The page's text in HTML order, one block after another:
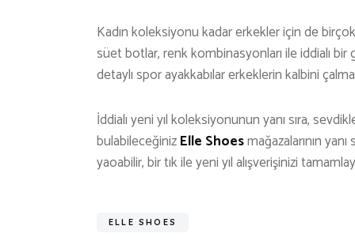
Kadın koleksiyonu kadar erkekler için de
süet botlar, renk kombinasyonları ile iddialı
detaylı spor ayakkabılar erkeklerin kalbini
İddialı yeni yıl koleksiyonunun yanı sıra,
bulabileceğinizElle Shoesmağazalarının yanı
yaoabilir, bir tık ile yeni yıl alışverişinizi
ELLE SHOES